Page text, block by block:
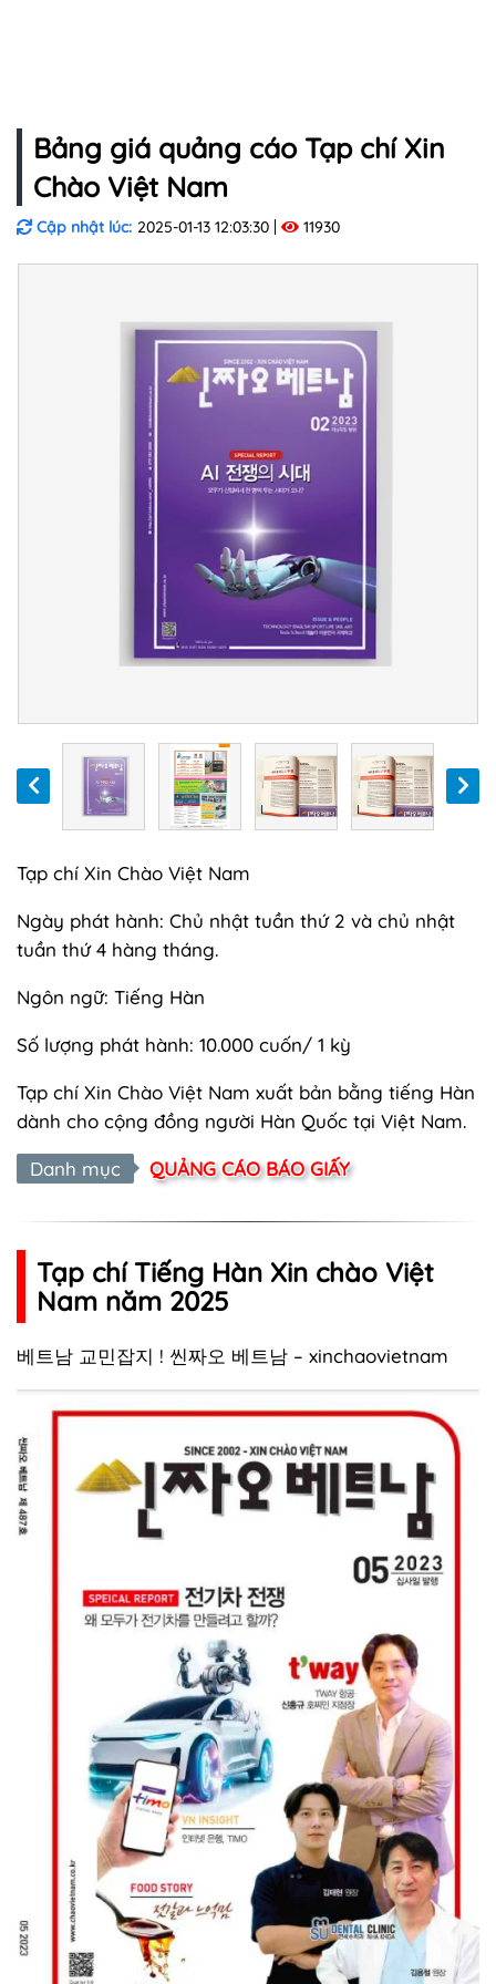
Bảng giá quảng cáo Tạp chí Xin
Chào Việt Nam
Cập nhật lúc: 2025-01-13 12:03:30 11930
Tạp chí Xin Chào Việt Nam
Ngày phát hành: Chủ nhật tuần thứ 2 và chủ nhật
tuần thứ 4 hàng tháng.
Ngôn ngữ: Tiếng Hàn
Số lượng phát hành: 10.000 cuốn/ 1 kỳ
Tạp chí Xin Chào Việt Nam xuất bản bằng tiếng Hàn
dành cho cộng đồng người Hàn Quốc tại Việt Nam.
Danh mục QUẢNG CÁO BÁO GIẤY
Tạp chí Tiếng Hàn Xin chào Việt
Nam năm 2025
베트남 교민잡지 ! 씬짜오 베트남 – xinchaovietnam